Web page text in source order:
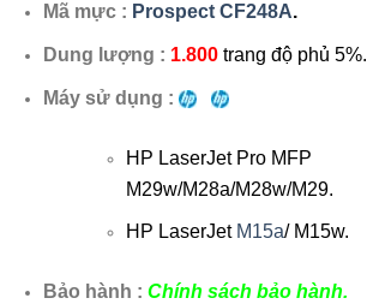
Mã mực : Prospect CF248A.
Dung lượng : 1.800 trang độ phủ 5%.
Máy sử dụng :
HP LaserJet Pro MFP
M29w/M28a/M28w/M29.
HP LaserJet M15a/ M15w.
Bảo hành : Chính sách bảo hành.